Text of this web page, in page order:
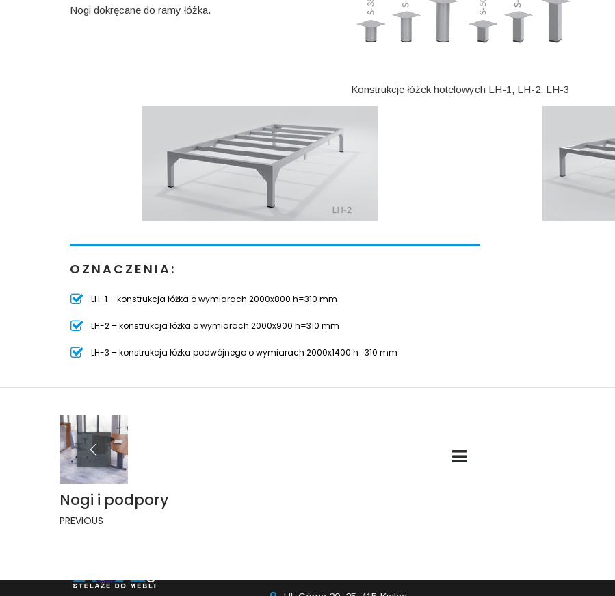
Nogi dokręcane do ramy łóżka.
Konstrukcje łóżek hotelowych LH-1, LH-2, LH-3
OZNACZENIA:
LH-1 – konstrukcja łóżka o wymiarach 2000x800 h=310 mm
LH-2 – konstrukcja łóżka o wymiarach 2000x900 h=310 mm
LH-3 – konstrukcja łóżka podwójnego o wymiarach 2000x1400 h=310 mm
Nogi i podpory
PREVIOUS